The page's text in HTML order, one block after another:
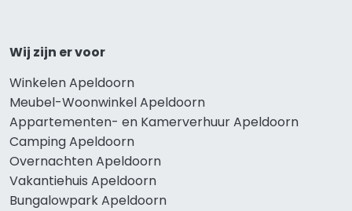
Wij zijn er voor
Winkelen Apeldoorn
Meubel-Woonwinkel Apeldoorn
Appartementen- en Kamerverhuur Apeldoorn
Camping Apeldoorn
Overnachten Apeldoorn
Vakantiehuis Apeldoorn
Bungalowpark Apeldoorn